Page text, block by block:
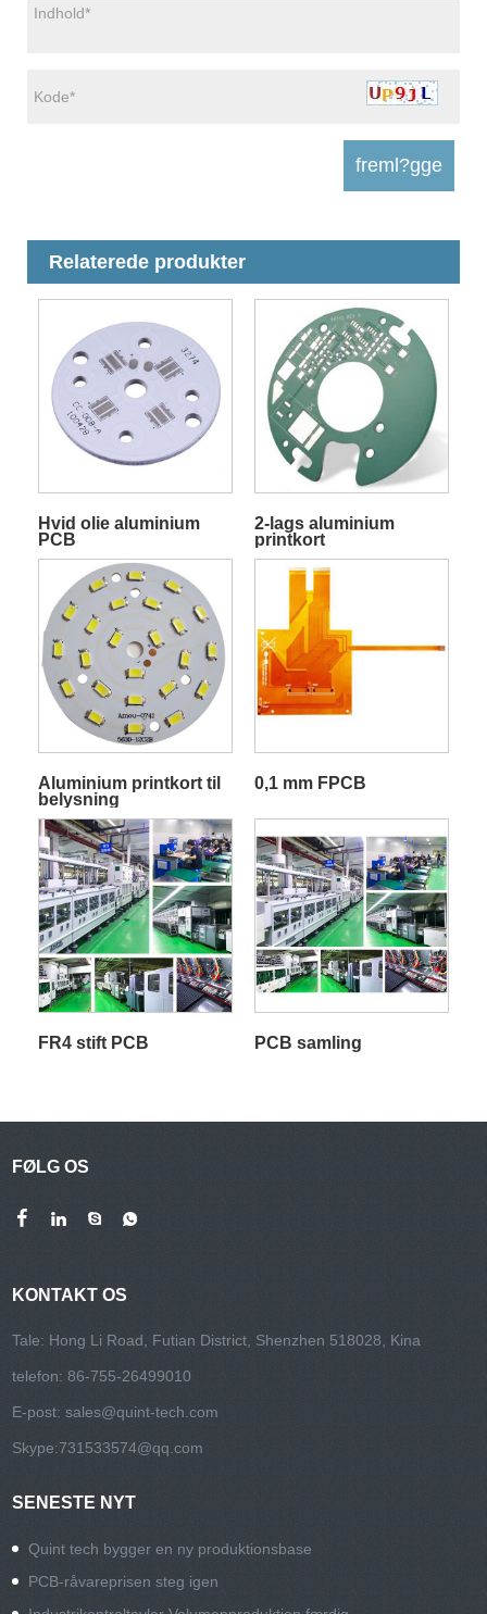
Relaterede produkter
Hvid olie aluminium
PCB
2-lags aluminium
printkort
Aluminium printkort til
belysning
0,1 mm FPCB
FR4 stift PCB PCB samling
FØLG OS
KONTAKT OS
Tale: Hong Li Road, Futian District, Shenzhen 518028, Kina
telefon: 86-755-26499010
E-post:sales@quint-tech.com
Skype:731533574@qq.com
SENESTE NYT
Quint tech bygger en ny produktionsbase
PCB-råvareprisen steg igen